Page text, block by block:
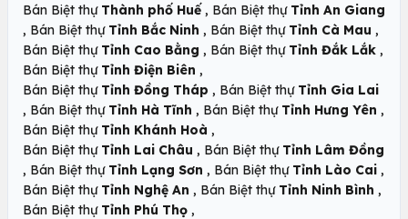
Bán Biệt thự Thành phố Huế , Bán Biệt thự Tỉnh An Giang
, Bán Biệt thự Tỉnh Bắc Ninh , Bán Biệt thự Tỉnh Cà Mau ,
Bán Biệt thự Tỉnh Cao Bằng , Bán Biệt thự Tỉnh Đắk Lắk ,
Bán Biệt thự Tỉnh Điện Biên ,
Bán Biệt thự Tỉnh Đồng Tháp , Bán Biệt thự Tỉnh Gia Lai
, Bán Biệt thự Tỉnh Hà Tĩnh , Bán Biệt thự Tỉnh Hưng Yên ,
Bán Biệt thự Tỉnh Khánh Hoà ,
Bán Biệt thự Tỉnh Lai Châu , Bán Biệt thự Tỉnh Lâm Đồng
, Bán Biệt thự Tỉnh Lạng Sơn , Bán Biệt thự Tỉnh Lào Cai ,
Bán Biệt thự Tỉnh Nghệ An , Bán Biệt thự Tỉnh Ninh Bình ,
Bán Biệt thự Tỉnh Phú Thọ ,